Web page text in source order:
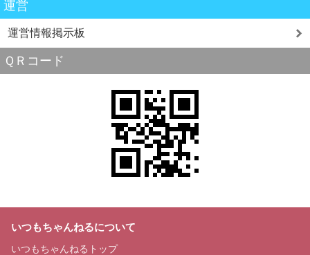
運営
運営情報掲示板
ＱＲコード
いつもちゃんねるについて
いつもちゃんねるトップ